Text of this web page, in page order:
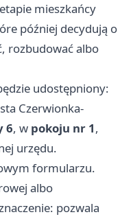
mieszkańcy
później decydują o
rozbudować albo
udostępniony:
Czerwionka-
6, w pokoju nr 1,
urzędu.
formularzu.
albo
pozwala